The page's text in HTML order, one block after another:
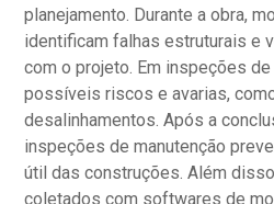
planejamento. Durante a obra,
identificam falhas estruturais e
com o projeto. Em inspeções
possíveis riscos e avarias,
desalinhamentos. Após a
inspeções de manutenção
útil das construções. Além
coletados com softwares de